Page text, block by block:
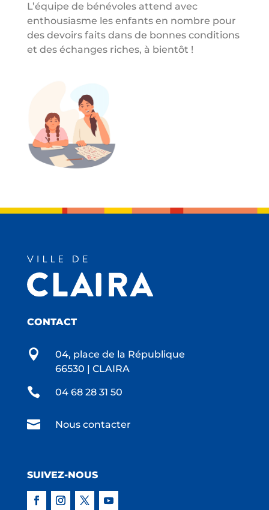
L’équipe de bénévoles attend avec
enthousiasme les enfants en nombre pour
des devoirs faits dans de bonnes conditions
et des échanges riches, à bientôt !
CONTACT

04, place de la République
66530 | CLAIRA
 04 68 28 31 50
 Nous contacter
SUIVEZ-NOUS